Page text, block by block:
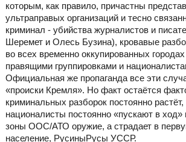
которым, как правило, причастны
ультраправых организаций и тесно
криминал - убийства журналистов и
Шеремет и Олесь Бузина), кровавые
во всех временно оккупированных
правящими группировками и
Официальная же пропаганда все эти
«происки Кремля». Но факт остаётся
криминальных разборок постоянно растёт,
националисты постоянно «пускают в ход»
зоны ООС/АТО оружие, а страдает в
население, РусиныРусы УССР.